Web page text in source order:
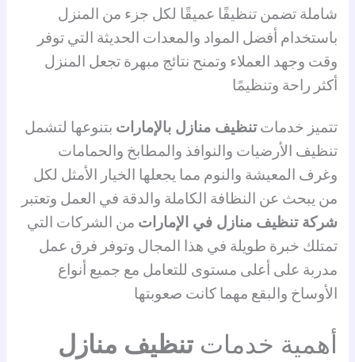
شاملة تضمن تنظيفًا عميقًا لكل جزء من المنزل
باستخدام أفضل المواد والمعدات الحديثة التي توفر
وقت وجهد العملاء وتمنح نتائج مبهرة تجعل المنزل
أكثر راحة وتنظيمًا
تتميز خدماتتنظيف منازل بالإمارات بتنوعها لتشمل
تنظيف الأرضيات والنوافذ والمطابخ والحمامات
وغرف المعيشة والنوم مما يجعلها الخيار الأمثل لكل
من يبحث عن النظافة الكاملة والدقة في العمل وتعتبر
شركة تنظيف منازل في الإمارات من الشركات التي
تمتلك خبرة طويلة في هذا المجال وتوفر فرق عمل
مدربة على أعلى مستوى للتعامل مع جميع أنواع
الأوساخ والبقع مهما كانت صعوبتها
أهمية خدماتتنظيف منازل